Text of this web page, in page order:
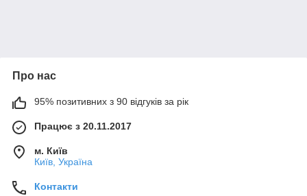
Про нас
95% позитивних з 90 відгуків за рік
Працює з 20.11.2017
м. Київ
Київ, Україна
Контакти